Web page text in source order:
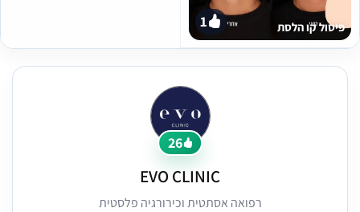
פיסול קו הלסת 1
26
EVO CLINIC
רפואה אסתטית וכירורגיה פלסטית